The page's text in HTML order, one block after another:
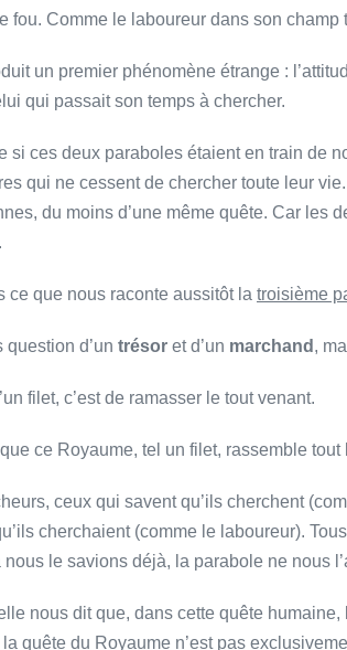
fou. Comme le laboureur dans son champ
un premier phénomène étrange :
qui passait son temps à chercher.
si ces deux paraboles étaient en train de
qui ne cessent de chercher toute leur
du moins d’une même quête. Car les
ce que nous raconte aussitôt la troisième
question d’un trésor et d’un marchand ,
filet, c’est de ramasser le tout venant.
ce Royaume, tel un filet, rassemble tout
ceux qui savent qu’ils cherchent
cherchaient (comme le laboureur).
le savions déjà, la parabole ne nous
nous dit que, dans cette quête
quête du Royaume n’est pas